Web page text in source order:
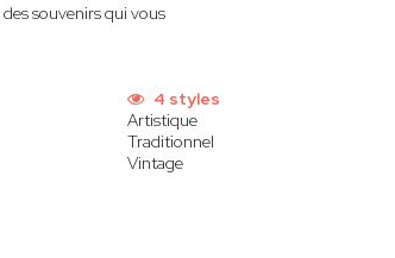
souvenirs qui vous
4 styles
Artistique
Traditionnel
Vintage